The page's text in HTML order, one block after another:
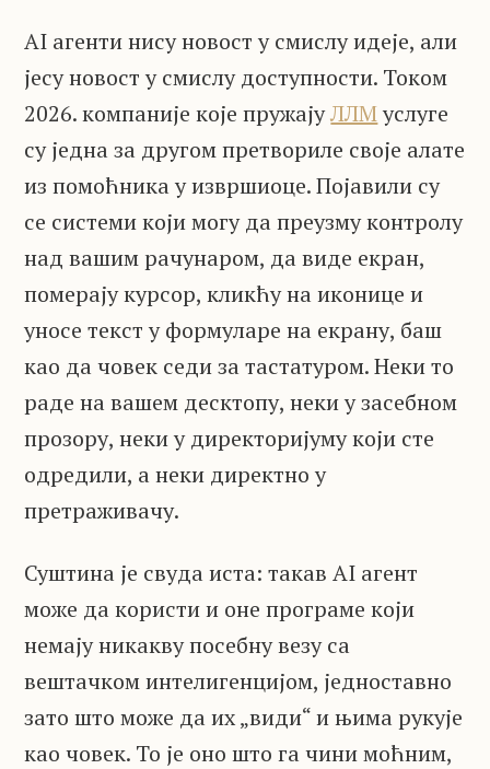
AI агенти нису новост у смислу идеје, али
јесу новост у смислу доступности. Током
2026. компаније које пружајуЛЛМуслуге
су једна за другом претвориле своје алате
из помоћника у извршиоце. Појавили су
се системи који могу да преузму контролу
над вашим рачунаром, да виде екран,
померају курсор, кликћу на иконице и
уносе текст у формуларе на екрану, баш
као да човек седи за тастатуром. Неки то
раде на вашем десктопу, неки у засебном
прозору, неки у директоријуму који сте
одредили, а неки директно у
претраживачу.
Суштина је свуда иста: такав AI агент
може да користи и оне програме који
немају никакву посебну везу са
вештачком интелигенцијом, једноставно
зато што може да их „види“ и њима рукује
као човек. То је оно што га чини моћним,